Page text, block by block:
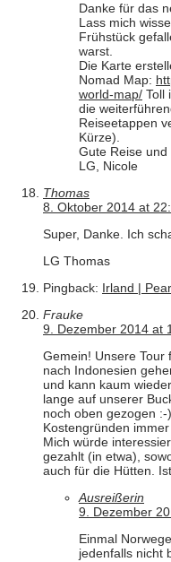
Danke für das
Lass mich
Frühstück
warst.
Die Karte
Nomad Map:
world-map/ Toll
die
Reiseetappen
Kürze).
Gute Reise
LG, Nicole
Thomas
8. Oktober 2014 at
Super, Danke. Ich
LG Thomas
Pingback: Irland |
Frauke
9. Dezember 2014 at
Gemein! Unsere Tour
nach Indonesien
und kann kaum
lange auf unserer
noch oben gezogen
Kostengründen
Mich würde
gezahlt (in etwa),
auch für die Hütten.
Ausreißerin
9. Dezember
Einmal
jedenfalls nicht